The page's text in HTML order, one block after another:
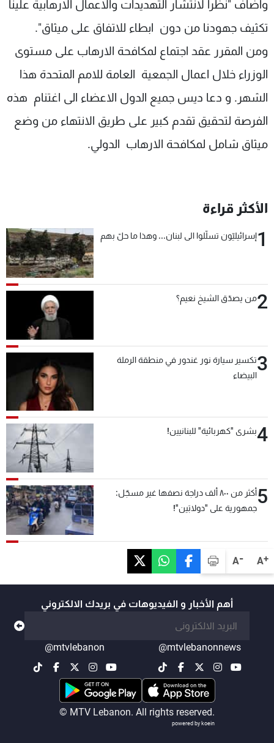
A+
A-
واضاف "نظرا لانتشار التهديدات والاعمال الارهابية علينا
تكثيف جهودنا من دون ابطاء للاتفاق على ميثاق".
ومن المقرر عقد اجتماع لمكافحة الارهاب على مستوى
الوزراء خلال اعمال الجمعية العامة للامم المتحدة هذا
الشهر. و دعا ديس جميع الدول الاعضاء الى اغتنام هذه
الفرصة لتحقيق تقدم كبير على طريق الانتهاء من وضع
ميثاق شامل لمكافحة الارهاب الدولي.
الأكثر قراءة
1إسرائيليّون تسلّلوا الى لبنان... وهذا ما حلّ بهم
2من يصدّق الشيخ نعيم؟
3تكسير سيارة نور غندور في منطقة الرملة
البيضاء
4بشرى "كهربائية" للبنانيين!
5
أكثر من ٨٠٠ ألف دراجة نصفها غير مسجّل:
جمهورية على "دولابَين"!
أهم الأخبار و الفيديوهات في بريدك الالكتروني
@mtvlebanonnews
@mtvlebanon
© MTV Lebanon. All rights reserved.
powered by koein